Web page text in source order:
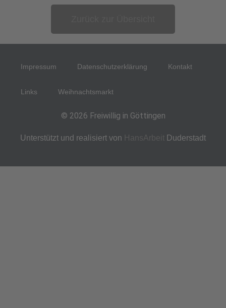
Impressum Datenschutzerklärung Kontakt
Links Weihnachtsmarkt
© 2026 Freiwillig in Göttingen
Unterstützt und realisiert von HansArbeit Duderstadt